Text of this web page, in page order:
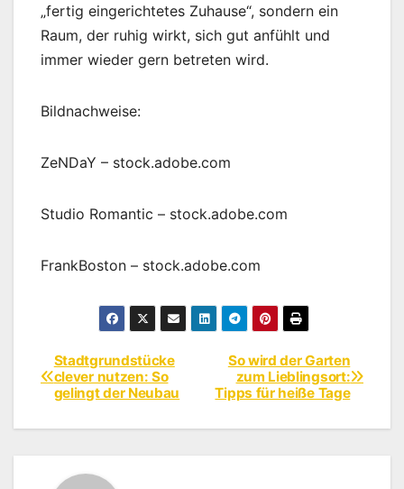
„fertig eingerichtetes Zuhause“, sondern ein
Raum, der ruhig wirkt, sich gut anfühlt und
immer wieder gern betreten wird.
Bildnachweise:
ZeNDaY – stock.adobe.com
Studio Romantic – stock.adobe.com
FrankBoston – stock.adobe.com
BeitragsnavigationSo wird der Garten
zum Lieblingsort:
Tipps für heiße Tage
Stadtgrundstücke
clever nutzen: So
gelingt der Neubau